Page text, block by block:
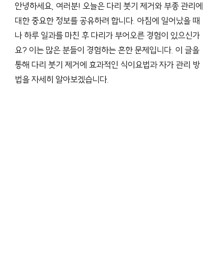
안녕하세요, 여러분! 오늘은 다리 붓기 제거와 부종 관리에
대한 중요한 정보를 공유하려 합니다. 아침에 일어났을 때
나 하루 일과를 마친 후 다리가 부어오른 경험이 있으신가
요? 이는 많은 분들이 경험하는 흔한 문제입니다. 이 글을
통해 다리 붓기 제거에 효과적인 식이요법과 자가 관리 방
법을 자세히 알아보겠습니다.